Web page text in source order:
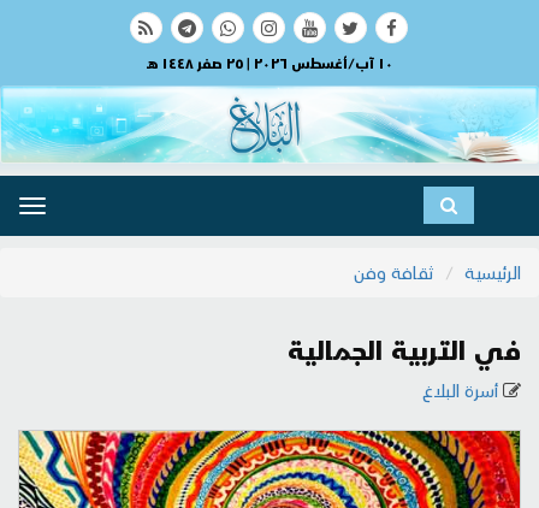
١٠ آب/أغسطس ٢٠٢٦ | ٢٥ صفر ١٤٤٨ هـ
الرئيسية
ثقافة وفن
في التربية الجمالية
أسرة البلاغ